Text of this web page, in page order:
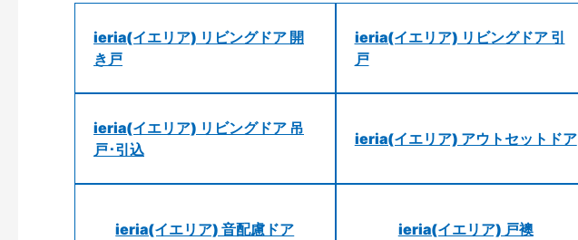
ieria(イエリア) リビングドア 開
き戸
ieria(イエリア) リビングドア 引
戸
ieria(イエリア) リビングドア 吊
戸･引込
ieria(イエリア) アウトセットドア
ieria(イエリア) 音配慮ドア ieria(イエリア) 戸襖